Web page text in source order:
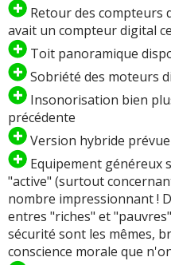
Retour des compteurs
avait un compteur digital
Toit panoramique
Sobriété des moteurs
Insonorisation bien
précédente
Version hybride
Equipement généreux
"active" (surtout
nombre impressionnant !
entres "riches" et
sécurité sont les mêmes,
conscience morale que